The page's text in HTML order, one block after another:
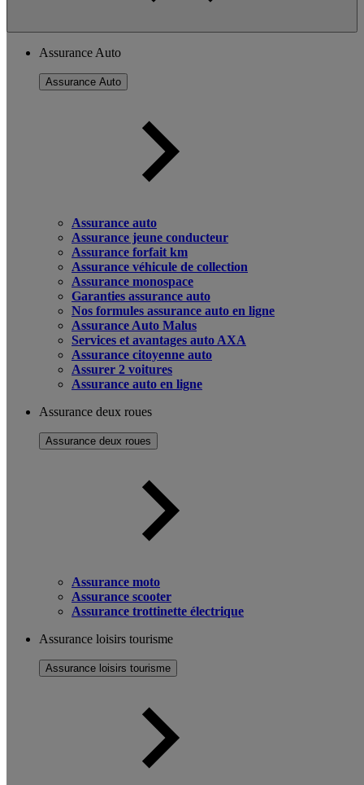
Assurance Auto
Assurance Auto
Assurance auto
Assurance jeune conducteur
Assurance forfait km
Assurance véhicule de collection
Assurance monospace
Garanties assurance auto
Nos formules assurance auto en ligne
Assurance Auto Malus
Services et avantages auto AXA
Assurance citoyenne auto
Assurer 2 voitures
Assurance auto en ligne
Assurance deux roues
Assurance deux roues
Assurance moto
Assurance scooter
Assurance trottinette électrique
Assurance loisirs tourisme
Assurance loisirs tourisme